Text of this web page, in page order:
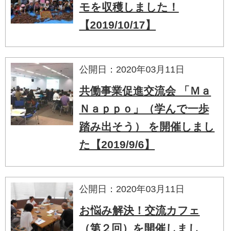
モを収穫しました！
【2019/10/17】
公開日：2020年03月11日
共働事業促進交流会 「Ｍａ
Ｎａｐｐｏ」（学んで一歩
踏み出そう） を開催しまし
た【2019/9/6】
公開日：2020年03月11日
お悩み解決！交流カフェ
（第２回）を開催しまし